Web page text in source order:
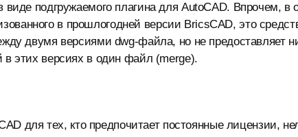
подгружаемого плагина для AutoCAD. Впрочем, в
в прошлогодней версии BricsCAD, это
двумя версиями dwg-файла, но не предоставляет
этих версиях в один файл (merge).
для тех, кто предпочитает постоянные лицензии,